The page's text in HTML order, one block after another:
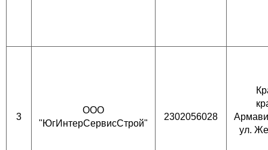
3
ООО
"ЮгИнтерСервисСтрой"
2302056028
ул.